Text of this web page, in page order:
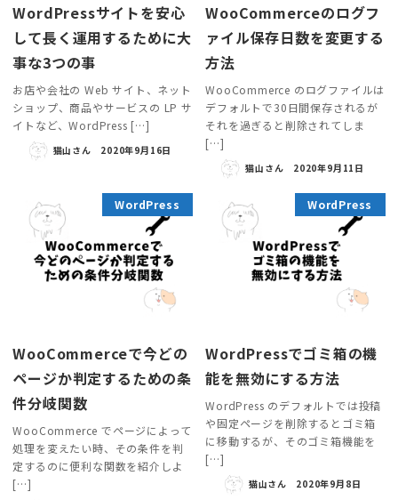
WordPressサイトを安心
して長く運用するために大
事な3つの事
お店や会社の Web サイト、ネット
ショップ、商品やサービスの LP サ
イトなど、WordPress […]
猫山さん 2020年9月16日
WooCommerceのログフ
ァイル保存日数を変更する
方法
WooCommerce のログファイルは
デフォルトで30日間保存されるが
それを過ぎると削除されてしま
[…]
猫山さん 2020年9月11日
WordPress
WooCommerceで今どの
ページか判定するための条
件分岐関数
WooCommerce でページによって
処理を変えたい時、その条件を判
定するのに便利な関数を紹介しよ
[…]
WordPress
WordPressでゴミ箱の機
能を無効にする方法
WordPress のデフォルトでは投稿
や固定ページを削除するとゴミ箱
に移動するが、そのゴミ箱機能を
[…]
猫山さん 2020年9月8日